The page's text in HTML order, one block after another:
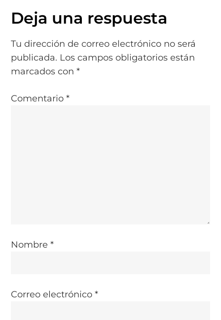
g
a
c
i
ó
t
a
Deja una respuesta
Tu dirección de correo electrónico no será
publicada. Los campos obligatorios están
marcados con*
Comentario*
Nombre*
Correo electrónico*